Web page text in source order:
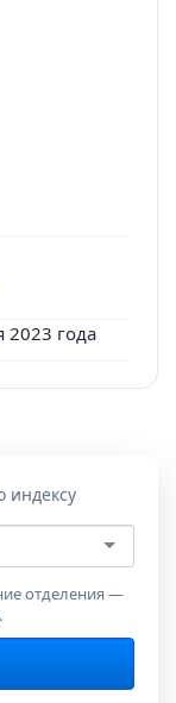
года
индексу
отделения —